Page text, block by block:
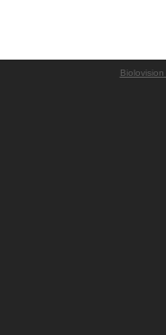
Biolovision